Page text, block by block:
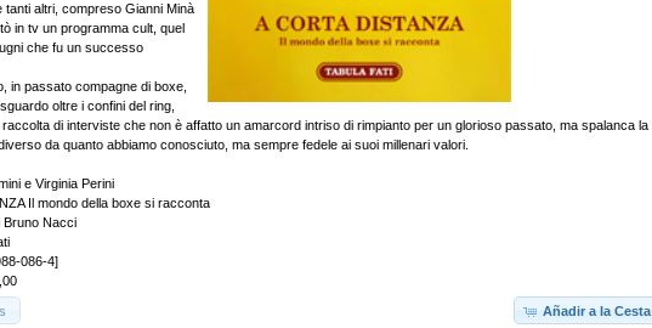
tanti altri, compreso Gianni Minà
in tv un programma cult, quel
che fu un successo
in passato compagne di boxe,
oltre i confini del ring,
di interviste che non è affatto un amarcord intriso di rimpianto per un glorioso passato, ma spalanca la
da quanto abbiamo conosciuto, ma sempre fedele ai suoi millenari valori.
e Virginia Perini
Il mondo della boxe si racconta
Bruno Nacci
086-4]
Añadir a la Cesta